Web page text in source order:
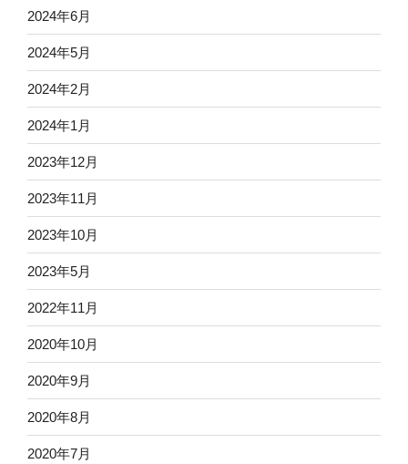
2024年6月
2024年5月
2024年2月
2024年1月
2023年12月
2023年11月
2023年10月
2023年5月
2022年11月
2020年10月
2020年9月
2020年8月
2020年7月